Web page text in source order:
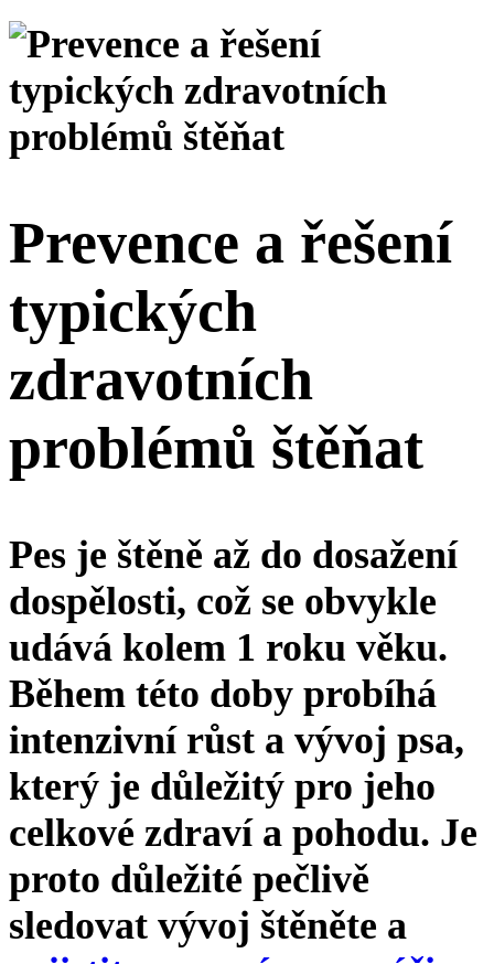
Prevence a řešení
typických
zdravotních
problémů štěňat
Pes je štěně až do dosažení
dospělosti, což se obvykle
udává kolem 1 roku věku.
Během této doby probíhá
intenzivní růst a vývoj psa,
který je důležitý pro jeho
celkové zdraví a pohodu. Je
proto důležité pečlivě
sledovat vývoj štěněte a